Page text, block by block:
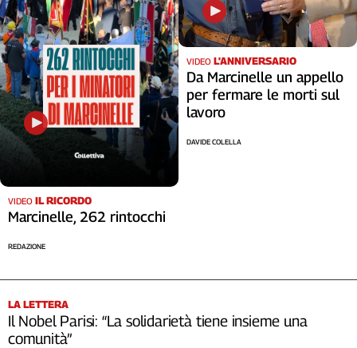
VIDEO IL RICORDO
Marcinelle, 262 rintocchi
REDAZIONE
VIDEO L'ANNIVERSARIO
Da Marcinelle un appello
per fermare le morti sul
lavoro
DAVIDE COLELLA
LA LETTERA
Il Nobel Parisi: “La solidarietà tiene insieme una
comunità”